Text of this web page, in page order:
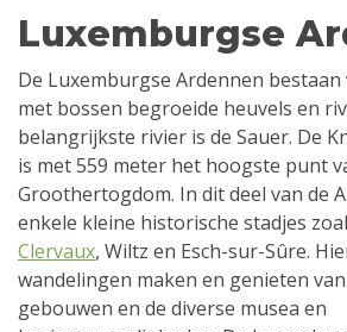
Luxemburgse
De Luxemburgse Ardennen
met bossen begroeide heuvels en
belangrijkste rivier is de Sauer. De
is met 559 meter het hoogste punt
Groothertogdom. In dit deel van de
enkele kleine historische stadjes
Clervaux, Wiltz en Esch-sur-Sûre.
wandelingen maken en genieten
gebouwen en de diverse musea en